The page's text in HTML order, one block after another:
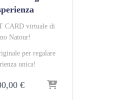
CARD virtuale di
Natour!
per regalare
unica!
€Fascia